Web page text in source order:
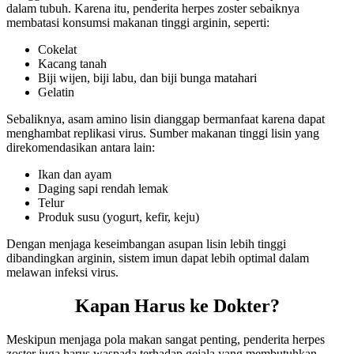
dalam tubuh. Karena itu, penderita herpes zoster sebaiknya
membatasi konsumsi makanan tinggi arginin, seperti:
Cokelat
Kacang tanah
Biji wijen, biji labu, dan biji bunga matahari
Gelatin
Sebaliknya, asam amino lisin dianggap bermanfaat karena dapat
menghambat replikasi virus. Sumber makanan tinggi lisin yang
direkomendasikan antara lain:
Ikan dan ayam
Daging sapi rendah lemak
Telur
Produk susu (yogurt, kefir, keju)
Dengan menjaga keseimbangan asupan lisin lebih tinggi
dibandingkan arginin, sistem imun dapat lebih optimal dalam
melawan infeksi virus.
Kapan Harus ke Dokter?
Meskipun menjaga pola makan sangat penting, penderita herpes